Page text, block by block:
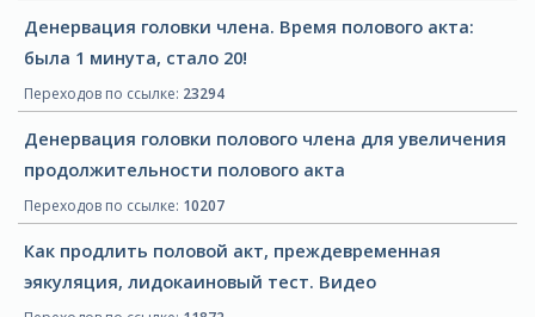
Денервация головки члена. Время полового акта:
была 1 минута, стало 20!
Переходов по ссылке: 23294
Денервация головки полового члена для увеличения
продолжительности полового акта
Переходов по ссылке: 10207
Как продлить половой акт, преждевременная
эякуляция, лидокаиновый тест. Видео